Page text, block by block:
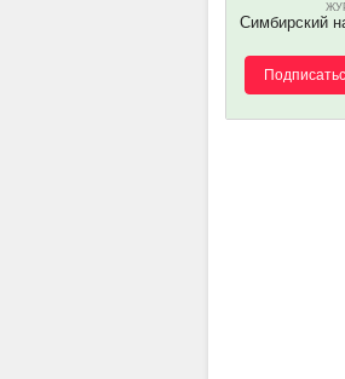
Симбирский